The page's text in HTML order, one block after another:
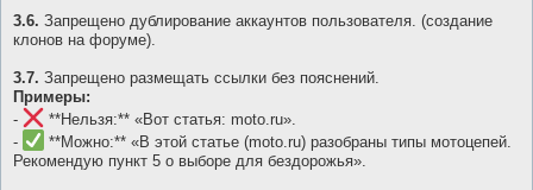
3.6. Запрещено дублирование аккаунтов пользователя. (создание
клонов на форуме).
3.7. Запрещено размещать ссылки без пояснений.
Примеры:
-
**Нельзя:** «Вот статья: moto.ru».
-
**Можно:** «В этой статье (moto.ru) разобраны типы мотоцепей.
Рекомендую пункт 5 о выборе для бездорожья».